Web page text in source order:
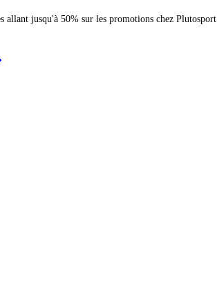
allant jusqu'à 50% sur les promotions chez Plutosport.